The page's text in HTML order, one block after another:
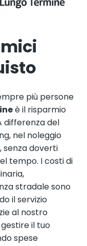
più persone
è il risparmio
differenza del
nel noleggio
senza doverti
tempo. I costi di
stradale sono
il servizio
al nostro
gestire il tuo
spese